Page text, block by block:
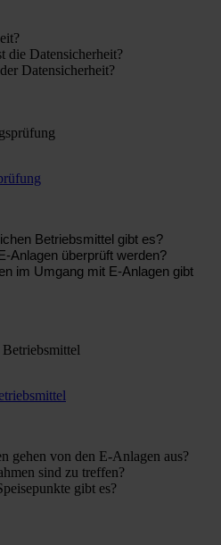
die Datensicherheit?
Datensicherheit?
Betriebsmittel gibt es?
Anlagen überprüft werden?
im Umgang mit E-Anlagen gibt
gehen von den E-Anlagen aus?
sind zu treffen?
gibt es?